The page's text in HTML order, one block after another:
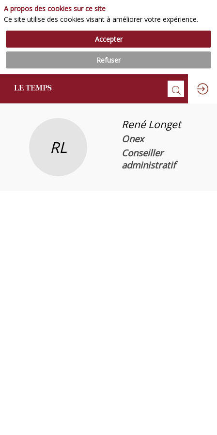
RL
René Longet
Onex
Conseiller
administratif
A propos des cookies sur ce site
Ce site utilise des cookies visant à améliorer votre expérience.
Accepter
Refuser